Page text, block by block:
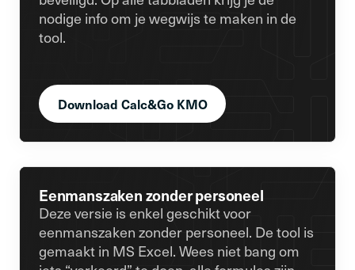
nodige info om je wegwijs te maken in de
tool.
Download Calc&Go KMO
Eenmanszaken zonder personeel
Deze versie is enkel geschikt voor
eenmanszaken zonder personeel. De tool is
gemaakt in MS Excel. Wees niet bang om